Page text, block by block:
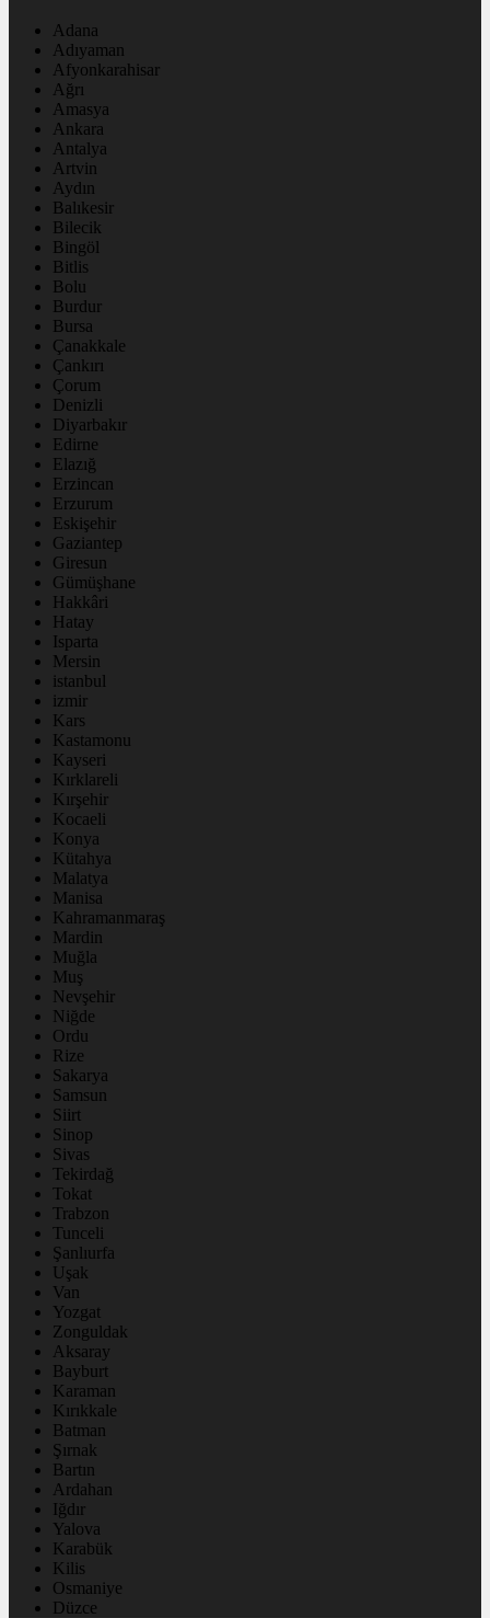
Adana
Adıyaman
Afyonkarahisar
Ağrı
Amasya
Ankara
Antalya
Artvin
Aydın
Balıkesir
Bilecik
Bingöl
Bitlis
Bolu
Burdur
Bursa
Çanakkale
Çankırı
Çorum
Denizli
Diyarbakır
Edirne
Elazığ
Erzincan
Erzurum
Eskişehir
Gaziantep
Giresun
Gümüşhane
Hakkâri
Hatay
Isparta
Mersin
istanbul
izmir
Kars
Kastamonu
Kayseri
Kırklareli
Kırşehir
Kocaeli
Konya
Kütahya
Malatya
Manisa
Kahramanmaraş
Mardin
Muğla
Muş
Nevşehir
Niğde
Ordu
Rize
Sakarya
Samsun
Siirt
Sinop
Sivas
Tekirdağ
Tokat
Trabzon
Tunceli
Şanlıurfa
Uşak
Van
Yozgat
Zonguldak
Aksaray
Bayburt
Karaman
Kırıkkale
Batman
Şırnak
Bartın
Ardahan
Iğdır
Yalova
Karabük
Kilis
Osmaniye
Düzce